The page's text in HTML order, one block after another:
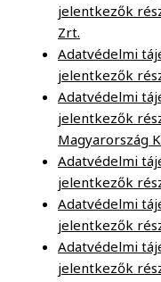
jelentkezők
Zrt.
Adatvédelmi
jelentkezők
Adatvédelmi
jelentkezők
Magyarország
Adatvédelmi
jelentkezők
Adatvédelmi
jelentkezők
Adatvédelmi
jelentkezők